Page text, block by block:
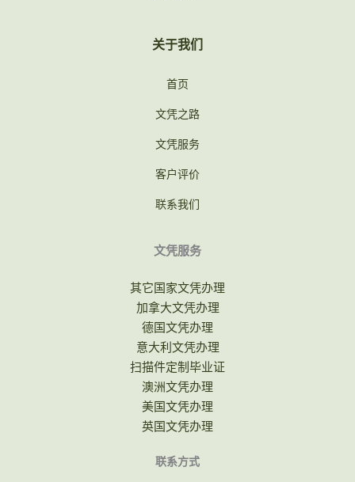
关于我们
首页
文凭之路
文凭服务
客户评价
联系我们
文凭服务
其它国家文凭办理
加拿大文凭办理
德国文凭办理
意大利文凭办理
扫描件定制毕业证
澳洲文凭办理
美国文凭办理
英国文凭办理
联系方式